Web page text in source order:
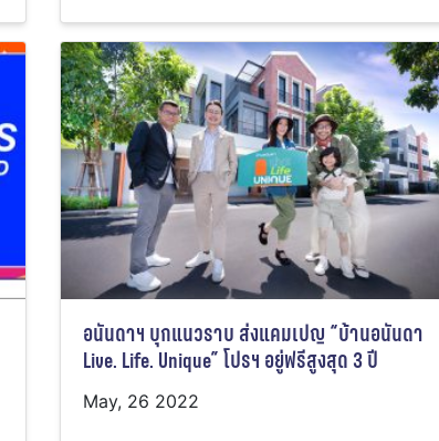
อนันดาฯ บุกแนวราบ ส่งแคมเปญ “บ้านอนันดา
Live. Life. Unique” โปรฯ อยู่ฟรีสูงสุด 3 ปี
May, 26 2022